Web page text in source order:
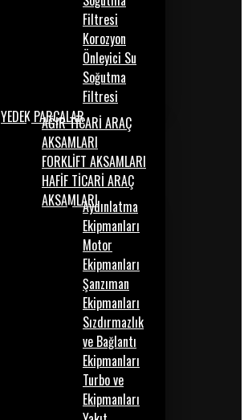
Filtresi
Korozyon
Önleyici Su
Soğutma
Filtresi
YEDEK PARÇALARAĞIR TİCARİ ARAÇ
AKSAMLARI
FORKLİFT AKSAMLARI
HAFİF TİCARİ ARAÇ
AKSAMLARIAydınlatma
Ekipmanları
Motor
Ekipmanları
Şanzıman
Ekipmanları
Sızdırmazlık
ve Bağlantı
Ekipmanları
Turbo ve
Ekipmanları